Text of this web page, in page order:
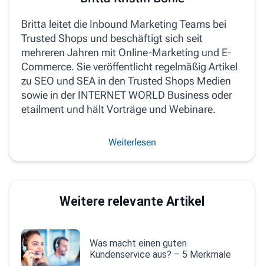
Britta leitet die Inbound Marketing Teams bei
Trusted Shops und beschäftigt sich seit
mehreren Jahren mit Online-Marketing und E-
Commerce. Sie veröffentlicht regelmäßig Artikel
zu SEO und SEA in den Trusted Shops Medien
sowie in der INTERNET WORLD Business oder
etailment und hält Vorträge und Webinare.
Weiterlesen
Weitere relevante Artikel
Was macht einen guten
Kundenservice aus? – 5 Merkmale